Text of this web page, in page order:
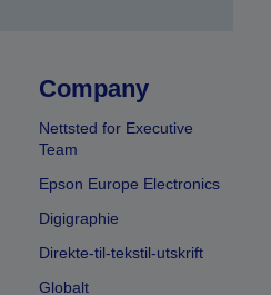
Company
Nettsted for Executive
Team
Epson Europe Electronics
Digigraphie
Direkte-til-tekstil-utskrift
Globalt